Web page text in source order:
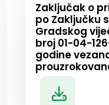
Zaključak o
po Zaključku
Gradskog
broj 01-04-
godine